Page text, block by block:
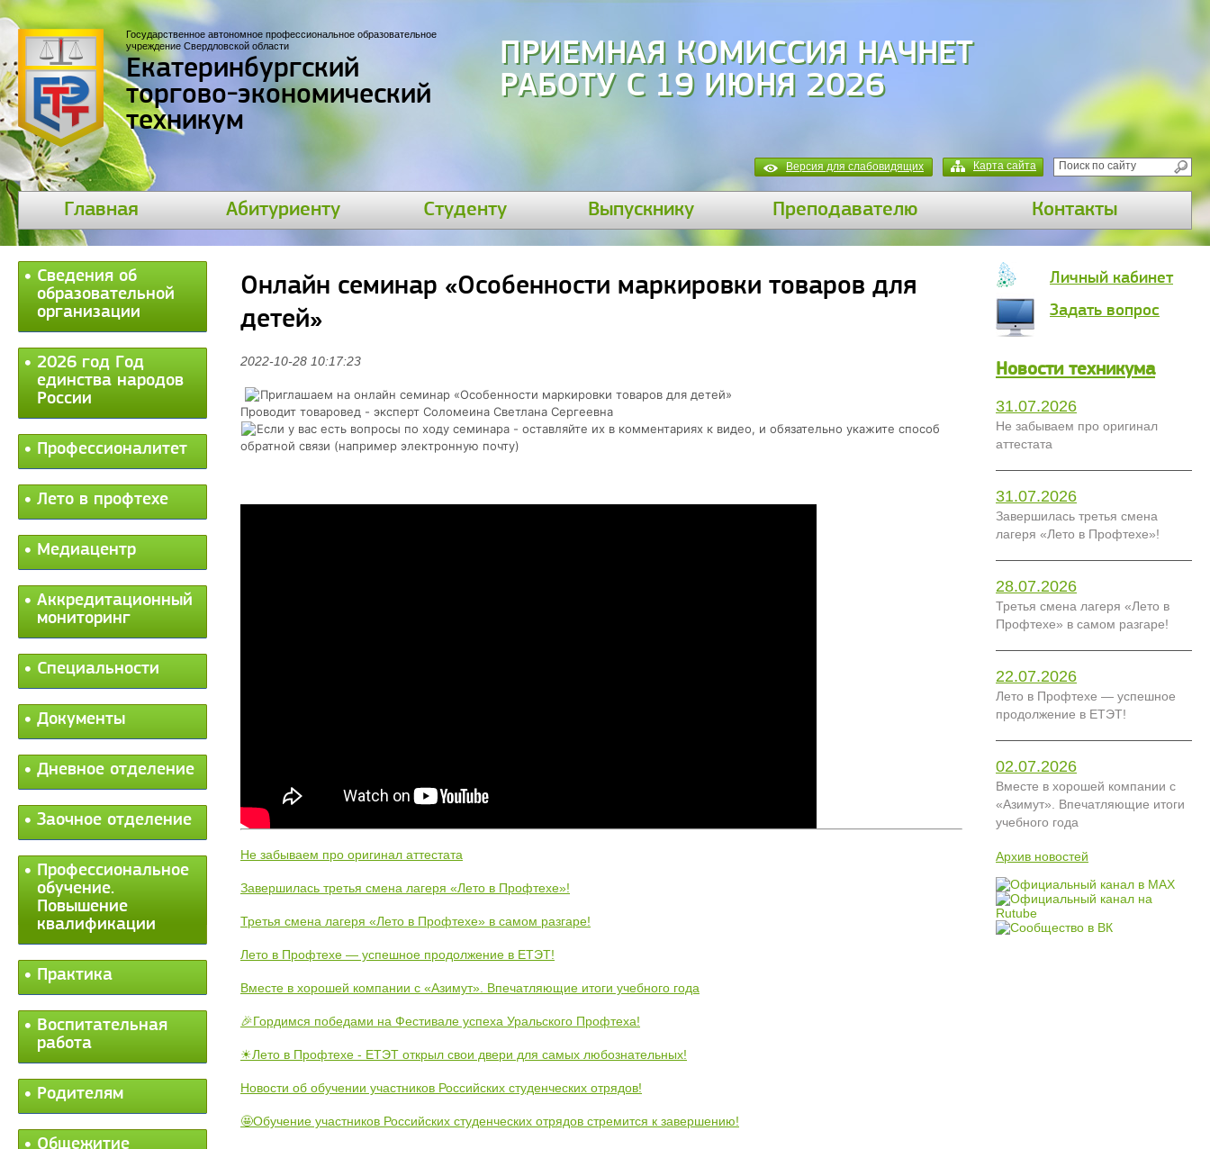
Государственное автономное профессиональное образовательное
учреждение Свердловской области
Екатеринбургский
торгово-экономический
техникум
ПРИЕМНАЯ КОМИССИЯ НАЧНЕТ
РАБОТУ С 19 ИЮНЯ 2026
Карта сайта
Версия для слабовидящих
Главная Абитуриенту Студенту Выпускнику Преподавателю Контакты
Сведения об
образовательной
организации
2026 год Год
единства народов
России
Профессионалитет
Лето в профтехе
Медиацентр
Аккредитационный
мониторинг
Специальности
Документы
Дневное отделение
Заочное отделение
Профессиональное
обучение.
Повышение
квалификации
Практика
Воспитательная
работа
Родителям
Общежитие
Онлайн семинар «Особенности маркировки товаров для
детей»
2022-10-28 10:17:23
Приглашаем на онлайн семинар «Особенности маркировки товаров для детей»
Проводит товаровед - эксперт Соломеина Светлана Сергеевна
Если у вас есть вопросы по ходу семинара - оставляйте их в комментариях к видео, и обязательно укажите способ
обратной связи (например электронную почту)
Не забываем про оригинал аттестата
Завершилась третья смена лагеря «Лето в Профтехе»!
Третья смена лагеря «Лето в Профтехе» в самом разгаре!
Лето в Профтехе — успешное продолжение в ЕТЭТ!
Вместе в хорошей компании с «Азимут». Впечатляющие итоги учебного года
🎉Гордимся победами на Фестивале успеха Уральского Профтеха!
☀Лето в Профтехе - ЕТЭТ открыл свои двери для самых любознательных!
Новости об обучении участников Российских студенческих отрядов!
🤩Обучение участников Российских студенческих отрядов стремится к завершению!
Личный кабинет
Задать вопрос
Новости техникума
31.07.2026
Не забываем про оригинал
аттестата
31.07.2026
Завершилась третья смена
лагеря «Лето в Профтехе»!
28.07.2026
Третья смена лагеря «Лето в
Профтехе» в самом разгаре!
22.07.2026
Лето в Профтехе — успешное
продолжение в ЕТЭТ!
02.07.2026
Вместе в хорошей компании с
«Азимут». Впечатляющие итоги
учебного года
Архив новостей